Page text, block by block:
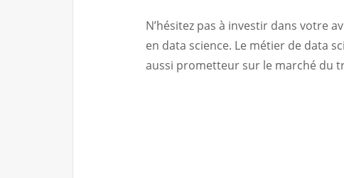
N’hésitez pas à investir dans votre
en data science. Le métier de data
aussi prometteur sur le marché du